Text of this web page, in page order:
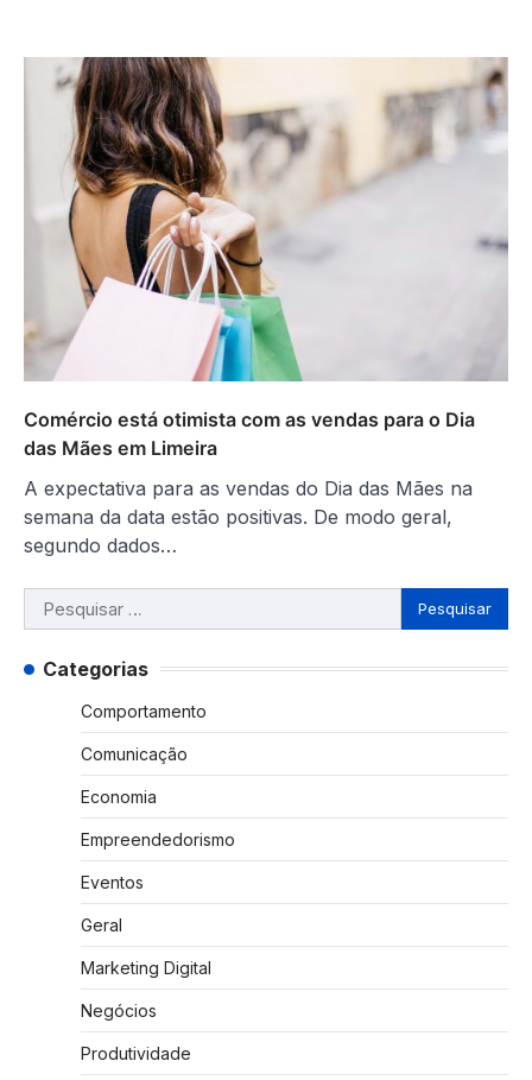
Comércio está otimista com as vendas para o Dia
das Mães em Limeira
A expectativa para as vendas do Dia das Mães na
semana da data estão positivas. De modo geral,
segundo dados…
Pesquisar
por:
Categorias
Comportamento
Comunicação
Economia
Empreendedorismo
Eventos
Geral
Marketing Digital
Negócios
Produtividade